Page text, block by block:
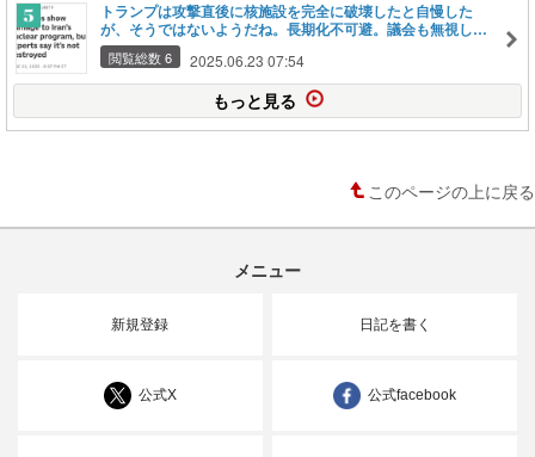
トランプは攻撃直後に核施設を完全に破壊したと自慢した
が、そうではないようだね。長期化不可避。議会も無視した
愚かな大統領の暴走。
閲覧総数 6 2025.06.23 07:54
もっと見る
このページの上に戻る
メニュー
新規登録 日記を書く
公式X 公式facebook